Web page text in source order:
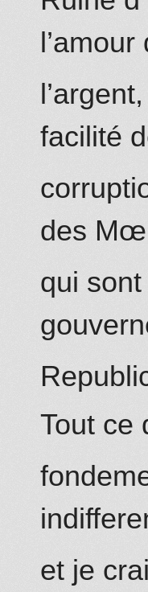
l’amour
facilité
des
qui
Tout ce
et je